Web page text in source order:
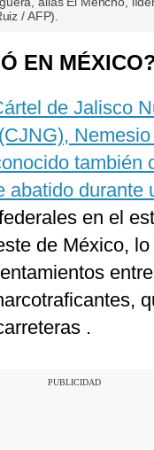
/ AFP).
EN
de Jalisco
también
abatido durante
en el
de México, lo
.